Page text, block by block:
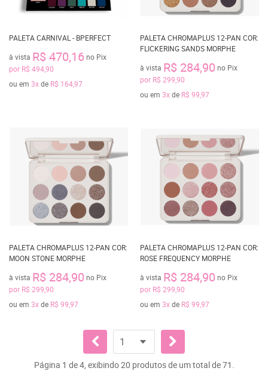
PALETA CARNIVAL - BPERFECT
à vista R$ 470,16no Pix
por R$ 494,90
ou em 3xde R$ 164,97
PALETA CHROMAPLUS 12-PAN COR:
FLICKERING SANDS MORPHE
à vista R$ 284,90 no Pix
por R$ 299,90
ou em 3xde R$ 99,97
PALETA CHROMAPLUS 12-PAN COR:
MOON STONE MORPHE
à vista R$ 284,90 no Pix
por R$ 299,90
ou em 3xde R$ 99,97
PALETA CHROMAPLUS 12-PAN COR:
ROSE FREQUENCY MORPHE
à vista R$ 284,90 no Pix
por R$ 299,90
ou em 3xde R$ 99,97
Página 1 de 4, exibindo 20 produtos de um total de 71.